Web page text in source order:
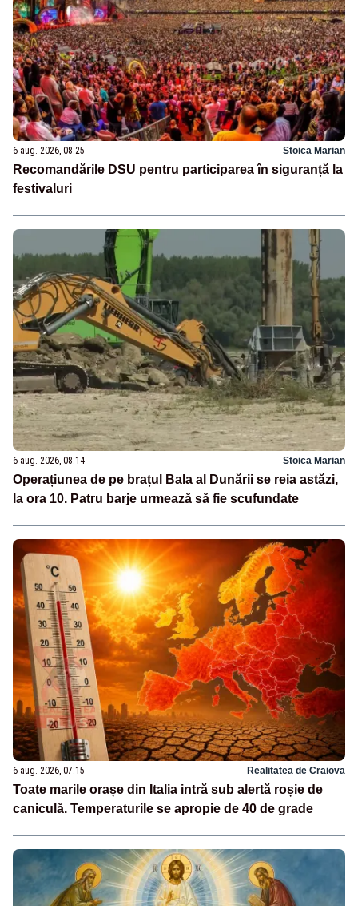
6 aug. 2026, 08:25 Stoica Marian
Recomandările DSU pentru participarea în siguranță la
festivaluri
6 aug. 2026, 08:14 Stoica Marian
Operațiunea de pe brațul Bala al Dunării se reia astăzi,
la ora 10. Patru barje urmează să fie scufundate
6 aug. 2026, 07:15 Realitatea de Craiova
Toate marile orașe din Italia intră sub alertă roșie de
caniculă. Temperaturile se apropie de 40 de grade